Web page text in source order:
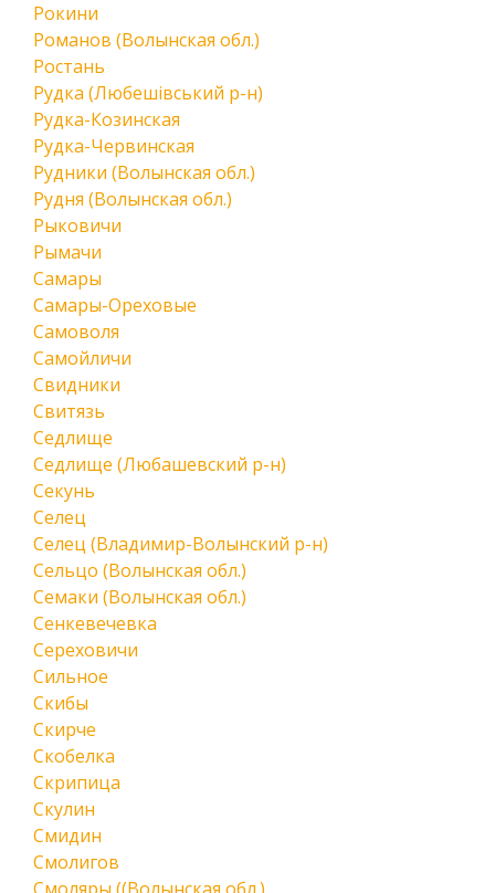
Рокини
Романов (Волынская обл.)
Ростань
Рудка (Любешівський р-н)
Рудка-Козинская
Рудка-Червинская
Рудники (Волынская обл.)
Рудня (Волынская обл.)
Рыковичи
Рымачи
Самары
Самары-Ореховые
Самоволя
Самойличи
Свидники
Свитязь
Седлище
Седлище (Любашевский р-н)
Секунь
Селец
Селец (Владимир-Волынский р-н)
Сельцо (Волынская обл.)
Семаки (Волынская обл.)
Сенкевечевка
Сереховичи
Сильное
Скибы
Скирче
Скобелка
Скрипица
Скулин
Смидин
Смолигов